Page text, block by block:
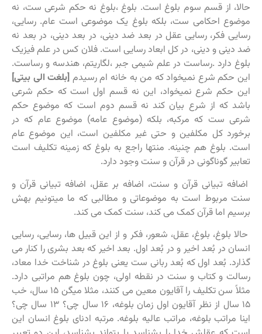
حالا، از قسم سوم بلوغ است. بلوغ ،بلوغ نه حکم شرعی ست، نه
موضوع احکامی ست، بلکه بلوغ یک موضوعی است عام. رسایی،
رسایی فکر، رسایی عقل در بعد ضد دینی، در بعد دینی، در بعد نه
ضد دینی و دینی، در کل ابعاد رسایی است. فلان کس در علم فیزیک
بلوغ دارد .رساست در علم شیمی جبر ،لگاریتم، هندسه و رساست.
این حکم شرع نمیخواد که من به خانه ام رسیدم [بلغت الی بیتی]
این حکم شرع نمیخواد، این نه قسم اول است که حکم شرعی
باشد که از شرع بیان کند نه قسم دوم است که موضوع حکم
شرعی ست که مرکبه، بلکه (موضوع عامه) موضوع عام که در
برخورد کل مکلفین و حتی غیر مکلفین است، این موضوع عام
است. بلوغ هم چنینه. منتها راجع به بلوغ که زمینه تکلیف است
تعابیر گوناگونی در قرآن و سنت وجود دارد.
اضافه تبیانی قرآن و سنت، اضافه بر عقل، اضافه تبیانی قرآن و
سنت مربوط است به موضوعاتی و مطالبی که ما میتونیم بهش
برسیم اما قرآن کمک می کند، سنت کمک می کند.
حالا بلوغ، بلوغ، عقل، شعور، فکر و از این قبیل ها، رسایی، رسایی
انسان در بُعد اخیر و در بُعد اول. بعد اخیر که بعد بشری را کنار می
گذارد. بُعد اول که بُعد ربانی ست یعنی بلوغ در شناخت خدا معاد،
رسالت و کتاب و سنت در نقطه اولی، چون بلوغ هم مراتبی دارد.
مثلاً سن تکلیف را آقایون معین می کنند، مثلا میگن ۱۵ سال، خب
۱۵ سال از نظر آقایون اول زمان بلوغه، ۱۶ سال چی؟ ۱۳ سال چی؟
اینا مراتب بلوغه، مراتب عالیه بلوغه. مرتبه ادنای بلوغ انسان این